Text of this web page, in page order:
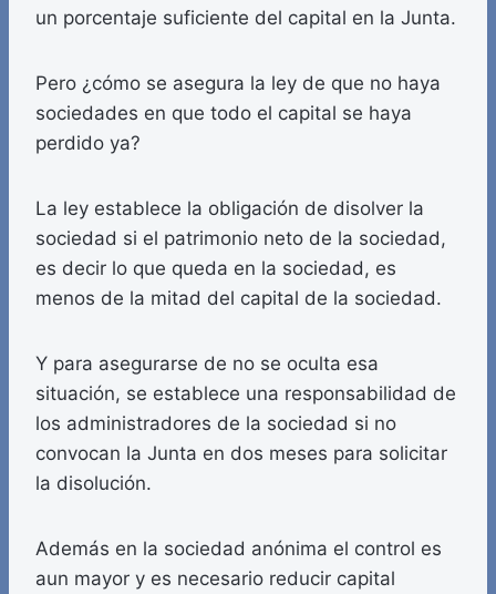
un porcentaje suficiente del capital en la Junta.
Pero ¿cómo se asegura la ley de que no haya
sociedades en que todo el capital se haya
perdido ya?
La ley establece la obligación de disolver la
sociedad si el patrimonio neto de la sociedad,
es decir lo que queda en la sociedad, es
menos de la mitad del capital de la sociedad.
Y para asegurarse de no se oculta esa
situación, se establece una responsabilidad de
los administradores de la sociedad si no
convocan la Junta en dos meses para solicitar
la disolución.
Además en la sociedad anónima el control es
aun mayor y es necesario reducir capital